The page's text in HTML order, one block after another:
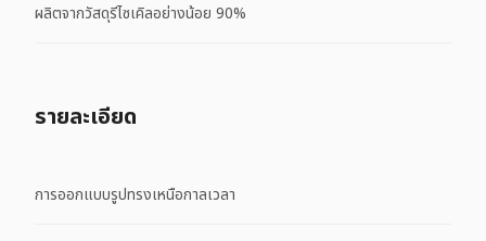
ผลิตจากวัสดุรีไซเคิลอย่างน้อย 90%
รายละเอียด
การออกแบบรูปทรงเหนือกาลเวลา